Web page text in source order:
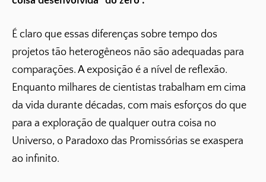
É claro que essas diferenças sobre tempo dos
projetos tão heterogêneos não são adequadas para
comparações. A exposição é a nível de reflexão.
Enquanto milhares de cientistas trabalham em cima
da vida durante décadas, com mais esforços do que
para a exploração de qualquer outra coisa no
Universo, o Paradoxo das Promissórias se exaspera
ao infinito.